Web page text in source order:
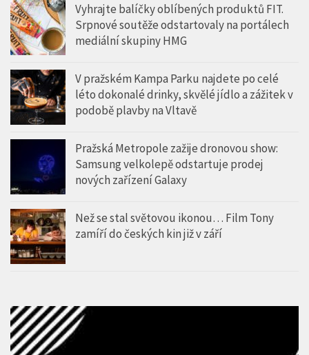
Vyhrajte balíčky oblíbených produktů FIT.
Srpnové soutěže odstartovaly na portálech
mediální skupiny HMG
V pražském Kampa Parku najdete po celé
léto dokonalé drinky, skvělé jídlo a zážitek v
podobě plavby na Vltavě
Pražská Metropole zažije dronovou show:
Samsung velkolepě odstartuje prodej
nových zařízení Galaxy
Než se stal světovou ikonou… Film Tony
zamíří do českých kin již v září